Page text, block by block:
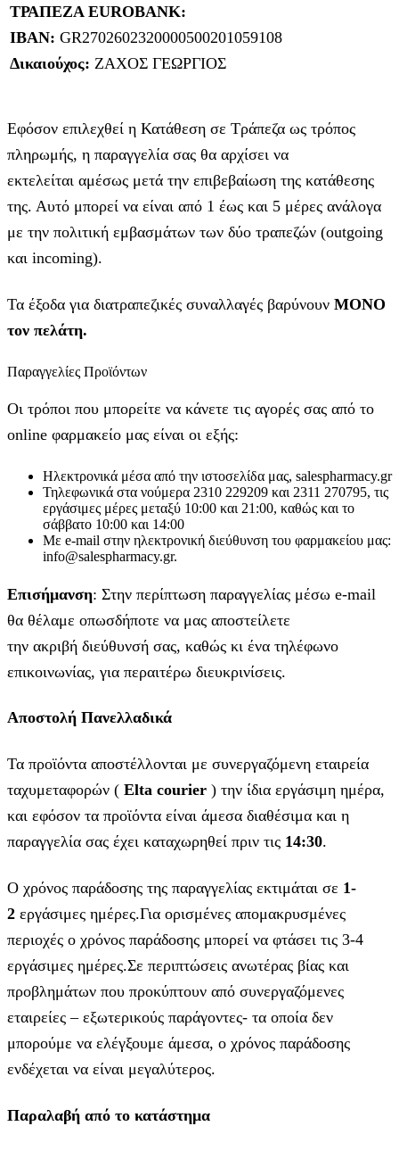
ΤΡΑΠΕΖΑ EUROBANK:
IBAN: GR2702602320000500201059108
Δικαιούχος: ΖΑΧΟΣ ΓΕΩΡΓΙΟΣ
Εφόσον επιλεχθεί η Κατάθεση σε Τράπεζα ως τρόπος
πληρωμής, η παραγγελία σας θα αρχίσει να
εκτελείται αμέσως μετά την επιβεβαίωση της κατάθεσης
της. Αυτό μπορεί να είναι από 1 έως και 5 μέρες ανάλογα
με την πολιτική εμβασμάτων των δύο τραπεζών (outgoing
και incoming).
Τα έξοδα για διατραπεζικές συναλλαγές βαρύνουν MONO
τον πελάτη.
Παραγγελίες Προϊόντων
Οι τρόποι που μπορείτε να κάνετε τις αγορές σας από το
online φαρμακείο μας είναι οι εξής:
Ηλεκτρονικά μέσα από την ιστοσελίδα μας, salespharmacy.gr
Τηλεφωνικά στα νούμερα 2310 229209 και 2311 270795, τις
εργάσιμες μέρες μεταξύ 10:00 και 21:00, καθώς και το
σάββατο 10:00 και 14:00
Με e-mail στην ηλεκτρονική διεύθυνση του φαρμακείου μας:
info@salespharmacy.gr.
Επισήμανση: Στην περίπτωση παραγγελίας μέσω e-mail
θα θέλαμε οπωσδήποτε να μας αποστείλετε
την ακριβή διεύθυνσή σας, καθώς κι ένα τηλέφωνο
επικοινωνίας, για περαιτέρω διευκρινίσεις.
Αποστολή Πανελλαδικά
Τα προϊόντα αποστέλλονται με συνεργαζόμενη εταιρεία
ταχυμεταφορών ( Elta courier ) την ίδια εργάσιμη ημέρα,
και εφόσον τα προϊόντα είναι άμεσα διαθέσιμα και η
παραγγελία σας έχει καταχωρηθεί πριν τις 14:30.
Ο χρόνος παράδοσης της παραγγελίας εκτιμάται σε 1-
2 εργάσιμες ημέρες.Για ορισμένες απομακρυσμένες
περιοχές ο χρόνος παράδοσης μπορεί να φτάσει τις 3-4
εργάσιμες ημέρες.Σε περιπτώσεις ανωτέρας βίας και
προβλημάτων που προκύπτουν από συνεργαζόμενες
εταιρείες – εξωτερικούς παράγοντες- τα οποία δεν
μπορούμε να ελέγξουμε άμεσα, ο χρόνος παράδοσης
ενδέχεται να είναι μεγαλύτερος.
Παραλαβή από το κατάστημα